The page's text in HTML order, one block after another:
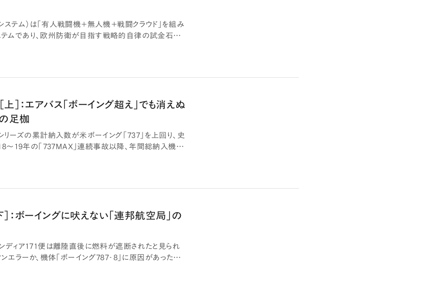
テム）は「有人戦闘機＋無人機＋戦闘クラウド」を組み
ムであり、欧州防衛が目指す戦略的自律の試金石とな
］：エアバス「ボーイング超え」でも消えぬ
足枷
リーズの累計納入数が米ボーイング「737」を上回り、史
〜19年の「737MAX」連続事故以降、年間総納入機
：ボーイングに吠えない「連邦航空局」の
ディア171便は離陸直後に燃料が遮断されたと見られ
エラーか、機体「ボーイング787‐8」に原因があったの